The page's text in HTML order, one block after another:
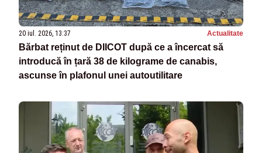
20 iul. 2026, 13:37 Actualitate
Bărbat reținut de DIICOT după ce a încercat să
introducă în țară 38 de kilograme de canabis,
ascunse în plafonul unei autoutilitare